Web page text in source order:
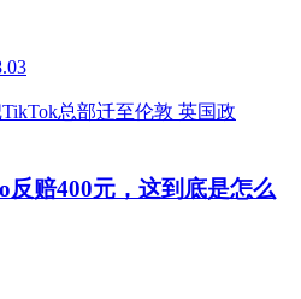
反赔400元，这到底是怎么